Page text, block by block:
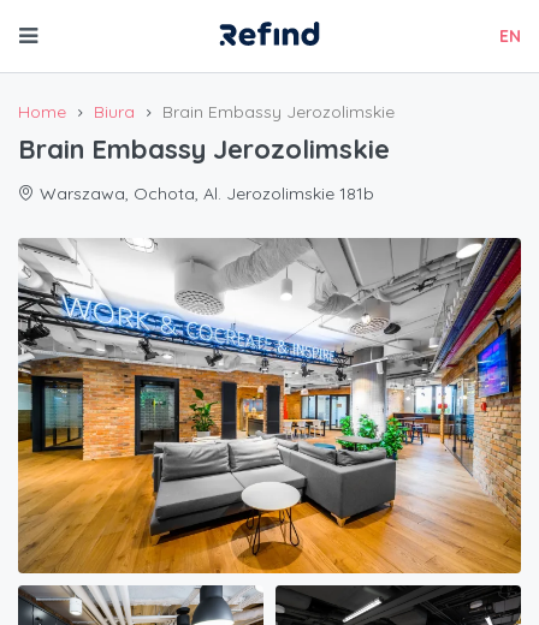
EN
Home Biura Brain Embassy Jerozolimskie
Brain Embassy Jerozolimskie
Warszawa, Ochota, Al. Jerozolimskie 181b